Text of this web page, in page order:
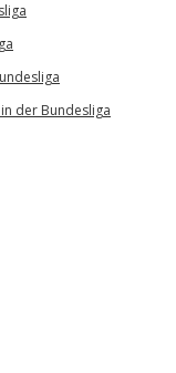
der Bundesliga